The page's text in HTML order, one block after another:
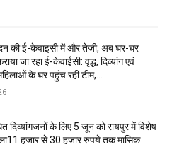
की ई-केवाइसी में और तेजी, अब घर-घर
जा रहा ई-केवाईसी: वृद्ध, दिव्यांग एवं
के घर पहुंच रही टीम,...
दिव्यांगजनों के लिए 5 जून को रायपुर में विशेष
हजार से 30 हजार रुपये तक मासिक